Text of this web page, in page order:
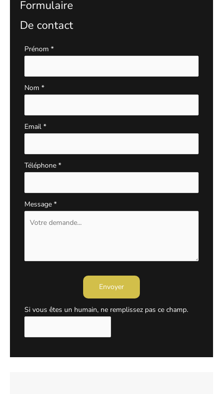
Formulaire
De contact
Formulaire
avec
téléphone
Prénom *
Nom *
Email *
Téléphone *
Message *
Envoyer
Si vous êtes un humain, ne remplissez pas ce champ.